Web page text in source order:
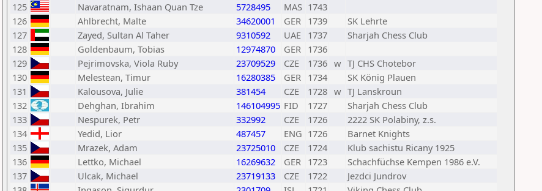
125
Navaratnam, Ishaan Quan Tze 5728495 MAS 1743
126
Ahlbrecht, Malte 34620001 GER 1739
SK Lehrte
127
Zayed, Sultan Al Taher 9310592 UAE 1737
Sharjah Chess Club
128
Goldenbaum, Tobias 12974870 GER 1736
129
Pejrimovska, Viola Ruby 23709529 CZE 1736 w TJ CHS Chotebor
130
Melestean, Timur 16280385 GER 1734
SK König Plauen
131
Kalousova, Julie 381454 CZE 1728 w TJ Lanskroun
132
Dehghan, Ibrahim 146104995 FID 1727
Sharjah Chess Club
133
Nespurek, Petr 332992 CZE 1726
2222 SK Polabiny, z.s.
134
Yedid, Lior 487457 ENG 1726
Barnet Knights
135
Mrazek, Adam 23725010 CZE 1724
Klub sachistu Ricany 1925
136
Lettko, Michael 16269632 GER 1723
Schachfüchse Kempen 1986 e.V.
137
Ulcak, Michael 23719133 CZE 1722
Jezdci Jundrov